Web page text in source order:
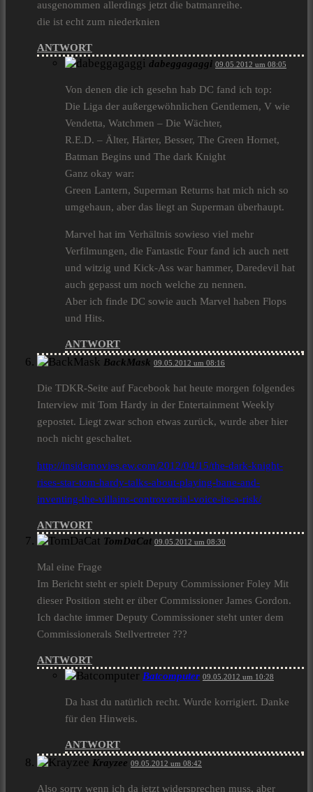
ausgenommen allerdings jetzt die batmanreihe.
die ist echt zum niederknien
ANTWORT
dabeggagaggi 09.05.2012 um 08:05
Von denen die ich gesehn hab DC fand ich top:
Die Liga der außergewöhnlichen Gentlemen, V wie
Vendetta, Watchmen – Die Wächter,
R.E.D. – Älter, Härter, Besser, The Green Hornet,
Batman Begins und The dark Knight
Ganz okay war:
Green Lantern, Superman Returns hat mich nich so
umgehaun, aber das liegt an Superman überhaupt.
Marvel hat im Verhältnis sowieso viel mehr
Verfilmungen, die Fantastic Four fand ich auch nett
und witzig und Kick-Ass war hammer, Daredevil hat
auch gepasst um noch welche zu nennen.
Aber ich finde DC sowie auch Marvel haben Flops
und Hits.
ANTWORT
BackMask 09.05.2012 um 08:16
Die TDKR-Seite auf Facebook hat heute morgen folgendes
Interview mit Tom Hardy in der Entertainment Weekly
gepostet. Liegt zwar schon etwas zurück, wurde aber hier
noch nicht geschaltet.
http://insidemovies.ew.com/2012/04/15/the-dark-knight-
rises-star-tom-hardy-talks-about-playing-bane-and-
inventing-the-villains-controversial-voice-its-a-risk/
ANTWORT
TomDaCat 09.05.2012 um 08:30
Mal eine Frage
Im Bericht steht er spielt Deputy Commissioner Foley Mit
dieser Position steht er über Commissioner James Gordon.
Ich dachte immer Deputy Commissioner steht unter dem
Commissionerals Stellvertreter ???
ANTWORT
Batcomputer 09.05.2012 um 10:28
Da hast du natürlich recht. Wurde korrigiert. Danke
für den Hinweis.
ANTWORT
Krayzee 09.05.2012 um 08:42
Also sorry wenn ich da jetzt widersprechen muss, aber